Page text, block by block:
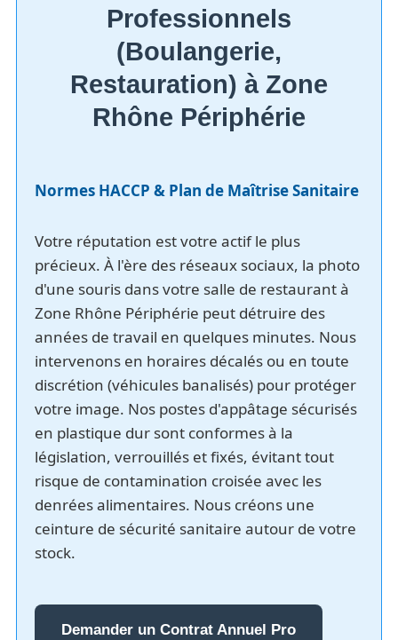
Professionnels
(Boulangerie,
Restauration) à Zone
Rhône Périphérie
Normes HACCP & Plan de Maîtrise Sanitaire
Votre réputation est votre actif le plus
précieux. À l'ère des réseaux sociaux, la photo
d'une souris dans votre salle de restaurant à
Zone Rhône Périphérie peut détruire des
années de travail en quelques minutes. Nous
intervenons en horaires décalés ou en toute
discrétion (véhicules banalisés) pour protéger
votre image. Nos postes d'appâtage sécurisés
en plastique dur sont conformes à la
législation, verrouillés et fixés, évitant tout
risque de contamination croisée avec les
denrées alimentaires. Nous créons une
ceinture de sécurité sanitaire autour de votre
stock.
Demander un Contrat Annuel Pro